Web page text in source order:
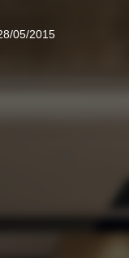
05/2015